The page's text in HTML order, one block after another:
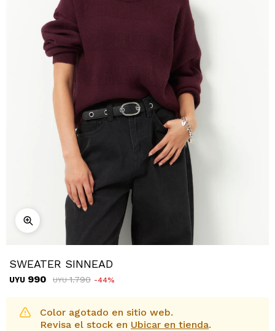
SWEATER SINNEAD
UYU 990 UYU 1.790 44
Color agotado en sitio web.
Revisa el stock en Ubicar en tienda.